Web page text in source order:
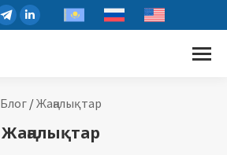
Блог/Жаңалықтар
Жаңалықтар